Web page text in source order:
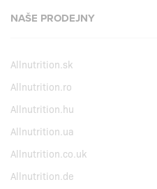
NAŠE PRODEJNY
Allnutrition.sk
Allnutrition.ro
Allnutrition.hu
Allnutrition.ua
Allnutrition.co.uk
Allnutrition.de